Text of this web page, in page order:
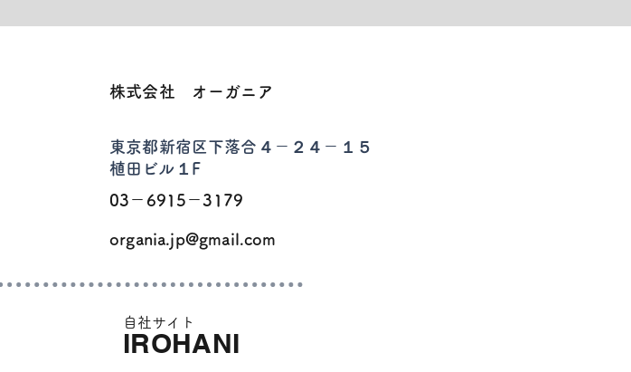
自社サイト​
株式会社 オーガニア
東京都新宿区下落合４－２４－１５
​植田ビル１F
​03－6915－3179
organia.jp@gmail.com
IROHANI